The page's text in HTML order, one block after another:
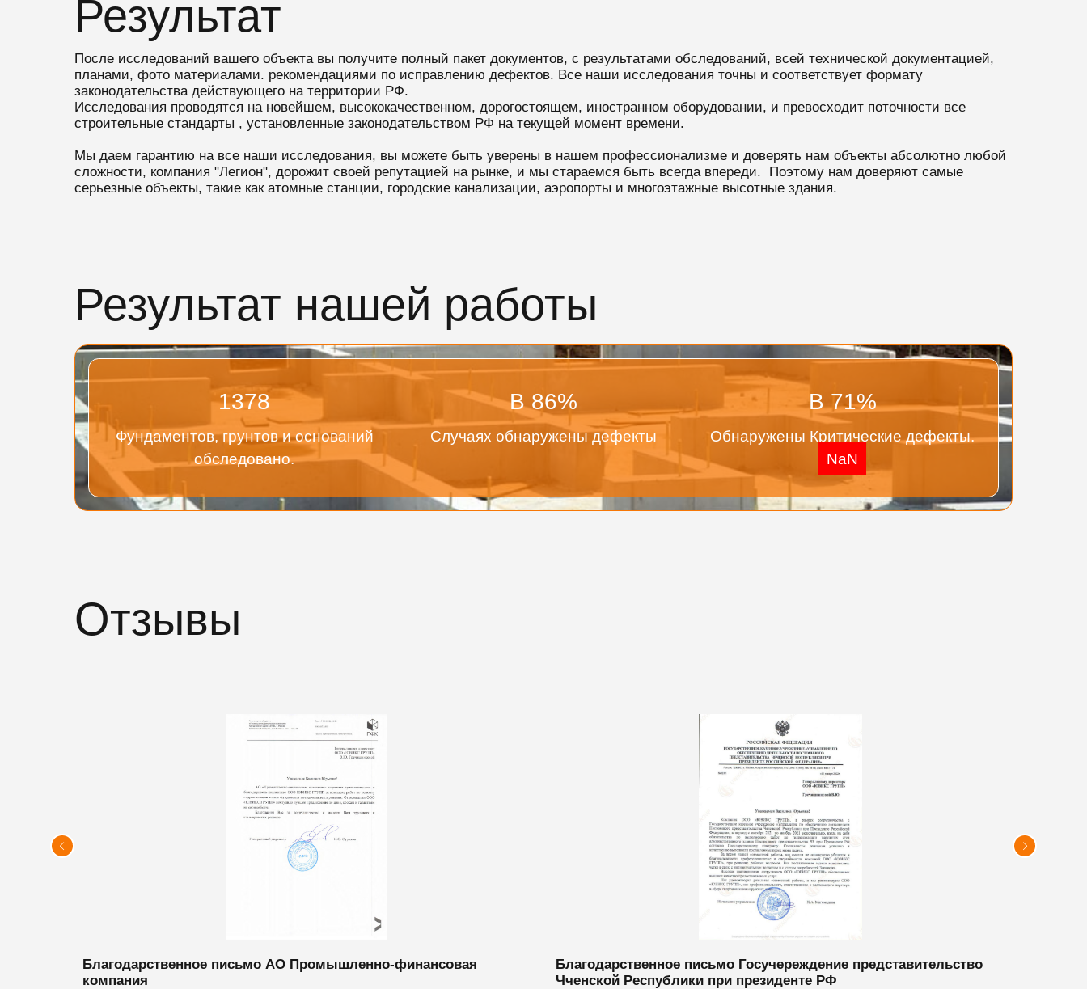
Результат
После исследований вашего объекта вы получите полный пакет документов, с результатами обследований, всей технической документацией,
планами, фото материалами. рекомендациями по исправлению дефектов. Все наши исследования точны и соответствует формату
законодательства действующего на территории РФ.
Исследования проводятся на новейшем, высококачественном, дорогостоящем, иностранном оборудовании, и превосходит поточности все
строительные стандарты , установленные законодательством РФ на текущей момент времени.
Мы даем гарантию на все наши исследования, вы можете быть уверены в нашем профессионализме и доверять нам объекты абсолютно любой
сложности, компания "Легион", дорожит своей репутацией на рынке, и мы стараемся быть всегда впереди. Поэтому нам доверяют самые
серьезные объекты, такие как атомные станции, городские канализации, аэропорты и многоэтажные высотные здания.
Результат нашей работы
1378
Фундаментов, грунтов и оснований
обследовано.
В86%
Случаях обнаружены дефекты
В71%
Обнаружены Критические дефекты.
NaN
Отзывы
Благодарственное письмо АО Промышленно-финансовая
компания
Благодарственное письмо Госучереждение представительство
Чченской Республики при президенте РФ